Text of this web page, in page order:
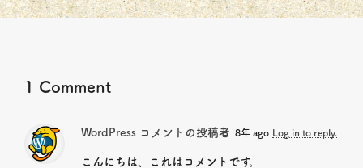
1 Comment
WordPress コメントの投稿者 8年 ago Log in to reply.
こんにちは、これはコメントです。